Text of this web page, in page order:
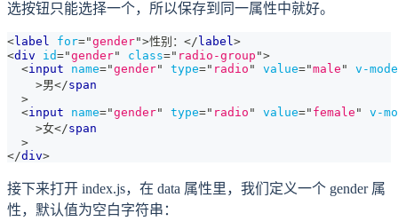
选按钮只能选择一个，所以保存到同一属性中就好。
<label for="gender">性别： </ label>
<div id="gender" class=" radio-group ">
<input name="gender" type=" radio " value="male "
v-
>男</span
>
<input name="gender" type=" radio " value=" female "
v-
>女</span
>
</div>
接下来打开 index.js，在 data 属性里，我们定义一个 gender 属
性，默认值为空白字符串：